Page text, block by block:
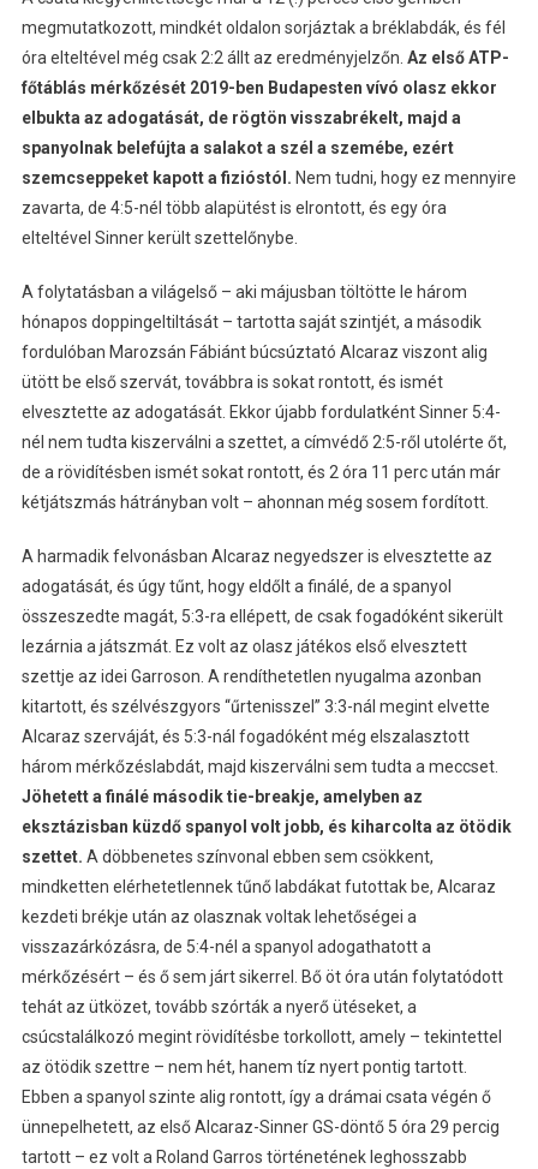
megmutatkozott, mindkét oldalon sorjáztak a bréklabdák, és fél
óra elteltével még csak 2:2 állt az eredményjelzőn. Az első ATP-
főtáblás mérkőzését 2019-ben Budapesten vívó olasz ekkor
elbukta az adogatását, de rögtön visszabrékelt, majd a
spanyolnak belefújta a salakot a szél a szemébe, ezért
szemcseppeket kapott a fizióstól. Nem tudni, hogy ez mennyire
zavarta, de 4:5-nél több alapütést is elrontott, és egy óra
elteltével Sinner került szettelőnybe.
A folytatásban a világelső – aki májusban töltötte le három
hónapos doppingeltiltását – tartotta saját szintjét, a második
fordulóban Marozsán Fábiánt búcsúztató Alcaraz viszont alig
ütött be első szervát, továbbra is sokat rontott, és ismét
elvesztette az adogatását. Ekkor újabb fordulatként Sinner 5:4-
nél nem tudta kiszerválni a szettet, a címvédő 2:5-ről utolérte őt,
de a rövidítésben ismét sokat rontott, és 2 óra 11 perc után már
kétjátszmás hátrányban volt – ahonnan még sosem fordított.
A harmadik felvonásban Alcaraz negyedszer is elvesztette az
adogatását, és úgy tűnt, hogy eldőlt a finálé, de a spanyol
összeszedte magát, 5:3-ra ellépett, de csak fogadóként sikerült
lezárnia a játszmát. Ez volt az olasz játékos első elvesztett
szettje az idei Garroson. A rendíthetetlen nyugalma azonban
kitartott, és szélvészgyors “űrtenisszel” 3:3-nál megint elvette
Alcaraz szerváját, és 5:3-nál fogadóként még elszalasztott
három mérkőzéslabdát, majd kiszerválni sem tudta a meccset.
Jöhetett a finálé második tie-breakje, amelyben az
eksztázisban küzdő spanyol volt jobb, és kiharcolta az ötödik
szettet. A döbbenetes színvonal ebben sem csökkent,
mindketten elérhetetlennek tűnő labdákat futottak be, Alcaraz
kezdeti brékje után az olasznak voltak lehetőségei a
visszazárkózásra, de 5:4-nél a spanyol adogathatott a
mérkőzésért – és ő sem járt sikerrel. Bő öt óra után folytatódott
tehát az ütközet, tovább szórták a nyerő ütéseket, a
csúcstalálkozó megint rövidítésbe torkollott, amely – tekintettel
az ötödik szettre – nem hét, hanem tíz nyert pontig tartott.
Ebben a spanyol szinte alig rontott, így a drámai csata végén ő
ünnepelhetett, az első Alcaraz-Sinner GS-döntő 5 óra 29 percig
tartott – ez volt a Roland Garros történetének leghosszabb